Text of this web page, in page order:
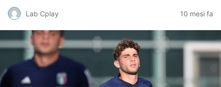
Lab Cplay 10 mesi fa